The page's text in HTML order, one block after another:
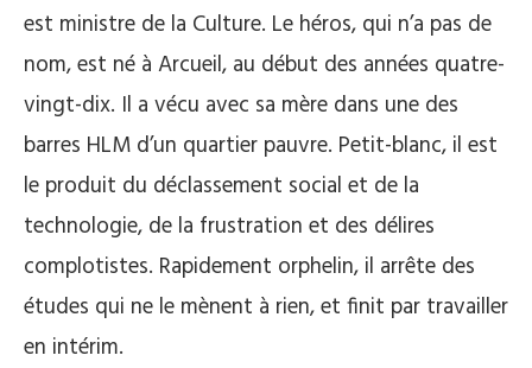
est ministre de la Culture. Le héros, qui n’a pas de
nom, est né à Arcueil, au début des années quatre-
vingt-dix. Il a vécu avec sa mère dans une des
barres HLM d’un quartier pauvre. Petit-blanc, il est
le produit du déclassement social et de la
technologie, de la frustration et des délires
complotistes. Rapidement orphelin, il arrête des
études qui ne le mènent à rien, et finit par travailler
en intérim.